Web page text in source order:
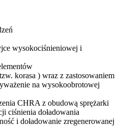
wysokociśnieniowej i
korasa ) wraz z zastosowaniem
na wysokoobrotowej
CHRA z obudową sprężarki
ciśnienia doładowania
i doładowanie zregenerowanej